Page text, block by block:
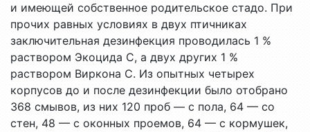
и имеющей собственное родительское стадо. При
прочих равных условиях в двух птичниках
заключительная дезинфекция проводилась 1 %
раствором Экоцида С, а двух других 1 %
раствором Виркона С. Из опытных четырех
корпусов до и после дезинфекции было отобрано
368 смывов, из них 120 проб — с пола, 64 — со
стен, 48 — с оконных проемов, 64 — с кормушек,